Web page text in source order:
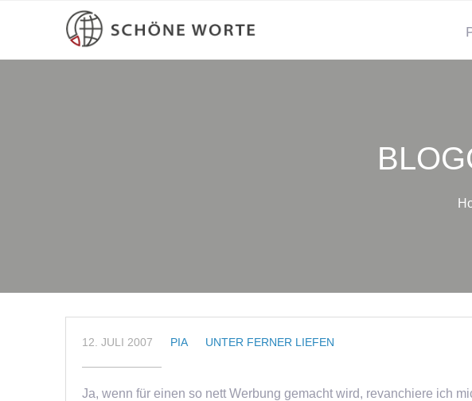
12. JULI 2007 PIA UNTER FERNER LIEFEN
Ja, wenn für einen so nett Werbung gemacht wird, revanchiere ich